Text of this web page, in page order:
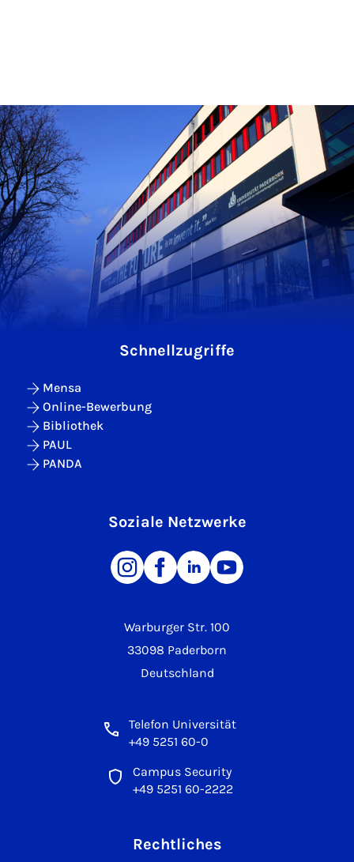
Warburger Str. 100
33098 Paderborn
Deutschland
Telefon Universität
+49 5251 60-0
Campus Security
+49 5251 60-2222
Schnellzugriffe
Mensa
Online-Bewerbung
Bibliothek
PAUL
PANDA
Soziale Netzwerke
Rechtliches